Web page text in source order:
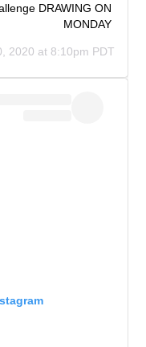
DRAWING ON
MONDAY
2020 at 8:10pm PDT